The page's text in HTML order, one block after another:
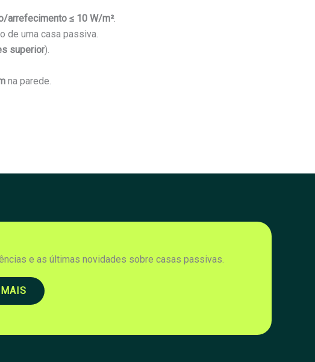
arrefecimento ≤ 10 W/m².
de uma casa passiva.
superior).
na parede.
e as últimas novidades sobre casas passivas.